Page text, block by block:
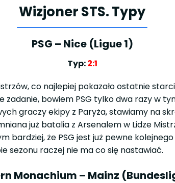
Wizjoner STS. Typy
PSG – Nice (Ligue 1)
Typ:2:1
co najlepiej pokazało ostatnie
bowiem PSG tylko dwa razy w
graczy ekipy z Paryża, stawiamy na
już batalia z Arsenalem w Lidze
bardziej, że PSG jest już pewne
sezonu raczej nie ma co się nastawiać.
Monachium – Mainz